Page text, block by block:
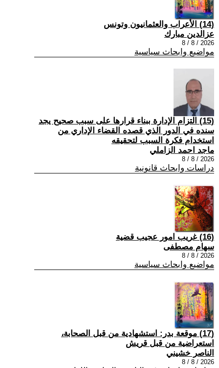
(14) الأعراب والعثمانيون وتونس
عزالدين مبارك
2026 / 8 / 8
مواضيع وابحاث سياسية
(15) التزام الإدارة ببناء قرارها على سبب صحیح یجد
سنده في الدور الذي قصده القضاء الإداري من
استخدام فكرة السبب لتحقیقه
ماجد احمد الزاملي
2026 / 8 / 8
دراسات وابحاث قانونية
(16) غريب امور عجيب قضية
سهام مصطفى
2026 / 8 / 8
مواضيع وابحاث سياسية
(17) موقعة بدر: استشهادية من قبل الصحابة،
استعراضية من قبل قريش
الناصر خشيني
2026 / 8 / 8